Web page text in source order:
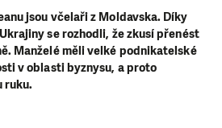
jsou včelaři z Moldavska. Díky
se rozhodli, že zkusí přenést
Manželé měli velké podnikatelské
v oblasti byznysu, a proto
ruku.